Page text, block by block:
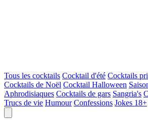
Tous les cocktails Cocktail d'été Cocktails
Cocktails de Noël Cocktail Halloween
Aphrodisiaques Cocktails de gars Sangria's
Trucs de vie Humour Confessions Jokes 18+